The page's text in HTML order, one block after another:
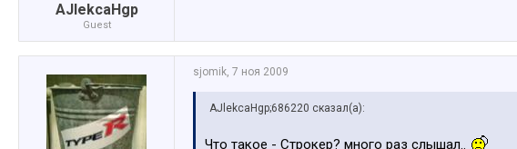
AJlekcaHgp
Guest
sjomik, 7 ноя 2009
AJlekcaHgp;686220 сказал(а):
Что такое - Строкер? много раз слышал..